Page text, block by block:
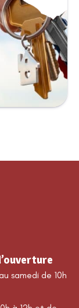
samedi de 10h